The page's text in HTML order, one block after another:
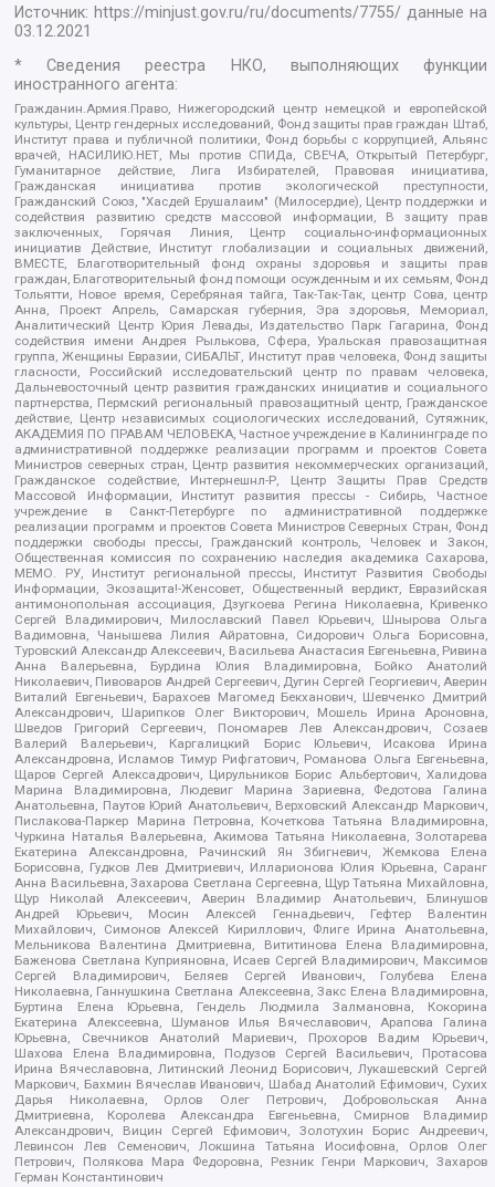
Источник: https://minjust.gov.ru/ru/documents/7755/ данные на
03.12.2021
* Сведения реестра НКО, выполняющих функции
иностранного агента:
Гражданин.Армия.Право, Нижегородский центр немецкой и европейской
культуры, Центр гендерных исследований, Фонд защиты прав граждан Штаб,
Институт права и публичной политики, Фонд борьбы с коррупцией, Альянс
врачей, НАСИЛИЮ.НЕТ, Мы против СПИДа, СВЕЧА, Открытый Петербург,
Гуманитарное действие, Лига Избирателей, Правовая инициатива,
Гражданская инициатива против экологической преступности,
Гражданский Союз, "Хасдей Ерушалаим" (Милосердие), Центр поддержки и
содействия развитию средств массовой информации, В защиту прав
заключенных, Горячая Линия, Центр социально-информационных
инициатив Действие, Институт глобализации и социальных движений,
ВМЕСТЕ, Благотворительный фонд охраны здоровья и защиты прав
граждан, Благотворительный фонд помощи осужденным и их семьям, Фонд
Тольятти, Новое время, Серебряная тайга, Так-Так-Так, центр Сова, центр
Анна, Проект Апрель, Самарская губерния, Эра здоровья, Мемориал,
Аналитический Центр Юрия Левады, Издательство Парк Гагарина, Фонд
содействия имени Андрея Рылькова, Сфера, Уральская правозащитная
группа, Женщины Евразии, СИБАЛЬТ, Институт прав человека, Фонд защиты
гласности, Российский исследовательский центр по правам человека,
Дальневосточный центр развития гражданских инициатив и социального
партнерства, Пермский региональный правозащитный центр, Гражданское
действие, Центр независимых социологических исследований, Сутяжник,
АКАДЕМИЯ ПО ПРАВАМ ЧЕЛОВЕКА, Частное учреждение в Калининграде по
административной поддержке реализации программ и проектов Совета
Министров северных стран, Центр развития некоммерческих организаций,
Гражданское содействие, Интернешнл-Р, Центр Защиты Прав Средств
Массовой Информации, Институт развития прессы - Сибирь, Частное
учреждение в Санкт-Петербурге по административной поддержке
реализации программ и проектов Совета Министров Северных Стран, Фонд
поддержки свободы прессы, Гражданский контроль, Человек и Закон,
Общественная комиссия по сохранению наследия академика Сахарова,
МЕМО. РУ, Институт региональной прессы, Институт Развития Свободы
Информации, Экозащита!-Женсовет, Общественный вердикт, Евразийская
антимонопольная ассоциация, Дзугкоева Регина Николаевна, Кривенко
Сергей Владимирович, Милославский Павел Юрьевич, Шнырова Ольга
Вадимовна, Чанышева Лилия Айратовна, Сидорович Ольга Борисовна,
Туровский Александр Алексеевич, Васильева Анастасия Евгеньевна, Ривина
Анна Валерьевна, Бурдина Юлия Владимировна, Бойко Анатолий
Николаевич, Пивоваров Андрей Сергеевич, Дугин Сергей Георгиевич, Аверин
Виталий Евгеньевич, Барахоев Магомед Бекханович, Шевченко Дмитрий
Александрович, Шарипков Олег Викторович, Мошель Ирина Ароновна,
Шведов Григорий Сергеевич, Пономарев Лев Александрович, Созаев
Валерий Валерьевич, Каргалицкий Борис Юльевич, Исакова Ирина
Александровна, Исламов Тимур Рифгатович, Романова Ольга Евгеньевна,
Щаров Сергей Алексадрович, Цирульников Борис Альбертович, Халидова
Марина Владимировна, Людевиг Марина Зариевна, Федотова Галина
Анатольевна, Паутов Юрий Анатольевич, Верховский Александр Маркович,
Пислакова-Паркер Марина Петровна, Кочеткова Татьяна Владимировна,
Чуркина Наталья Валерьевна, Акимова Татьяна Николаевна, Золотарева
Екатерина Александровна, Рачинский Ян Збигневич, Жемкова Елена
Борисовна, Гудков Лев Дмитриевич, Илларионова Юлия Юрьевна, Саранг
Анна Васильевна, Захарова Светлана Сергеевна, Щур Татьяна Михайловна,
Щур Николай Алексеевич, Аверин Владимир Анатольевич, Блинушов
Андрей Юрьевич, Мосин Алексей Геннадьевич, Гефтер Валентин
Михайлович, Симонов Алексей Кириллович, Флиге Ирина Анатольевна,
Мельникова Валентина Дмитриевна, Вититинова Елена Владимировна,
Баженова Светлана Куприяновна, Исаев Сергей Владимирович, Максимов
Сергей Владимирович, Беляев Сергей Иванович, Голубева Елена
Николаевна, Ганнушкина Светлана Алексеевна, Закс Елена Владимировна,
Буртина Елена Юрьевна, Гендель Людмила Залмановна, Кокорина
Екатерина Алексеевна, Шуманов Илья Вячеславович, Арапова Галина
Юрьевна, Свечников Анатолий Мариевич, Прохоров Вадим Юрьевич,
Шахова Елена Владимировна, Подузов Сергей Васильевич, Протасова
Ирина Вячеславовна, Литинский Леонид Борисович, Лукашевский Сергей
Маркович, Бахмин Вячеслав Иванович, Шабад Анатолий Ефимович, Сухих
Дарья Николаевна, Орлов Олег Петрович, Добровольская Анна
Дмитриевна, Королева Александра Евгеньевна, Смирнов Владимир
Александрович, Вицин Сергей Ефимович, Золотухин Борис Андреевич,
Левинсон Лев Семенович, Локшина Татьяна Иосифовна, Орлов Олег
Петрович, Полякова Мара Федоровна, Резник Генри Маркович, Захаров
Герман Константинович